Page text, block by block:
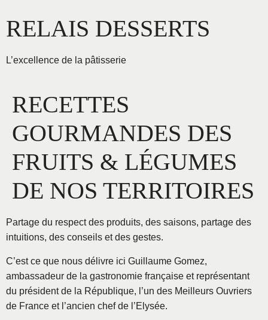
au
contenu
RELAIS DESSERTS
L’excellence de la pâtisserie
RECETTES
GOURMANDES DES
FRUITS & LÉGUMES
DE NOS TERRITOIRES
Partage du respect des produits, des saisons, partage des
intuitions, des conseils et des gestes.
C’est ce que nous délivre ici Guillaume Gomez,
ambassadeur de la gastronomie française et représentant
du président de la République, l’un des Meilleurs Ouvriers
de France et l’ancien chef de l’Elysée.